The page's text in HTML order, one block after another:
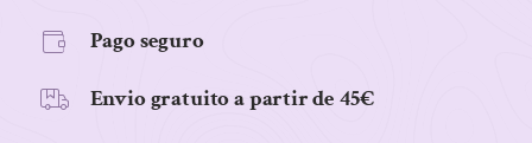
Pago seguro
Envio gratuito a partir de 45€